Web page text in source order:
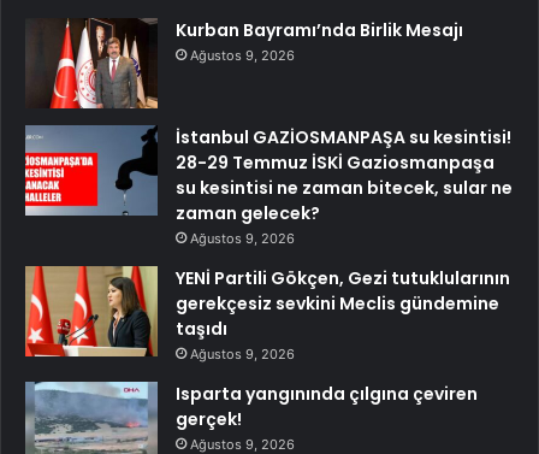
Kurban Bayramı’nda Birlik Mesajı
Ağustos 9, 2026
İstanbul GAZİOSMANPAŞA su kesintisi!
28-29 Temmuz İSKİ Gaziosmanpaşa
su kesintisi ne zaman bitecek, sular ne
zaman gelecek?
Ağustos 9, 2026
YENİ Partili Gökçen, Gezi tutuklularının
gerekçesiz sevkini Meclis gündemine
taşıdı
Ağustos 9, 2026
Isparta yangınında çılgına çeviren
gerçek!
Ağustos 9, 2026